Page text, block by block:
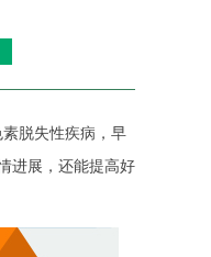
脱失性疾病，早
进展，还能提高好